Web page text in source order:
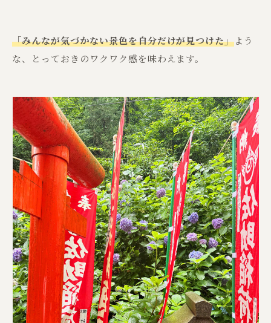
「みんなが気づかない景色を自分だけが見つけた」よう
な、とっておきのワクワク感を味わえます。